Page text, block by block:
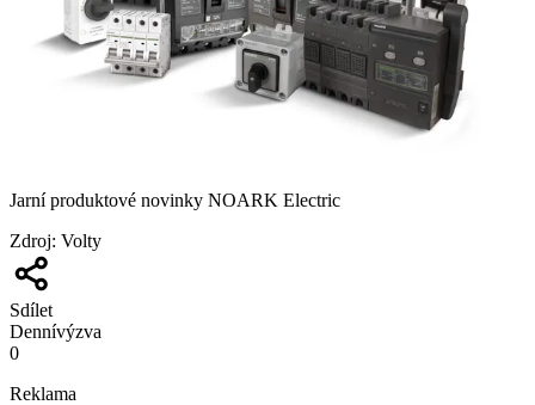
Jarní produktové novinky NOARK Electric
Zdroj: Volty
Sdílet
Dennívýzva
0
Reklama